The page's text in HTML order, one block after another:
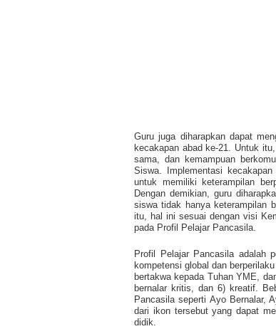
Guru juga diharapkan dapat
kecakapan abad ke-21. Untuk
sama, dan kemampuan
Siswa. Implementasi
untuk memiliki keterampilan
Dengan demikian, guru
siswa tidak hanya keterampilan
itu, hal ini sesuai dengan visi
pada Profil Pelajar Pancasila.
Profil Pelajar Pancasila adalah
kompetensi global dan
bertakwa kepada Tuhan YME,
bernalar kritis, dan 6) kreatif.
Pancasila seperti Ayo Bernalar,
dari ikon tersebut yang dapat
didik.